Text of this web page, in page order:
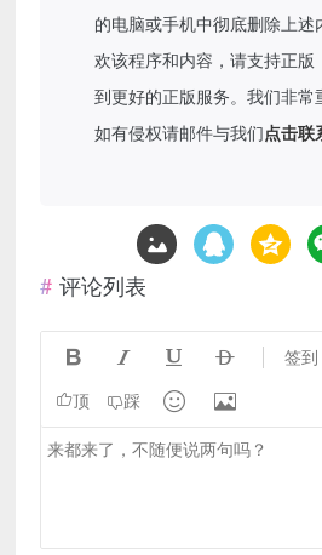
的电脑或手机中彻底删除上述
欢该程序和内容，请支持正版
到更好的正版服务。我们非常
如有侵权请邮件与我们点击联
评论列表
    签到
顶 踩  